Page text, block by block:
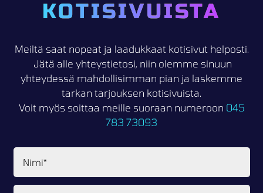
KOTISIVUISTA
Meiltä saat nopeat ja laadukkaat kotisivut helposti.
Jätä alle yhteystietosi, niin olemme sinuun
yhteydessä mahdollisimman pian ja laskemme
tarkan tarjouksen kotisivuista.
Voit myös soittaa meille suoraan numeroon 045
783 73093